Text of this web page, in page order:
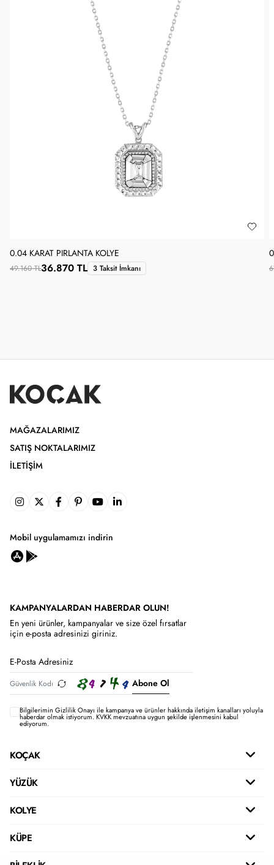
0.04 KARAT PIRLANTA KOLYE
49.160 TL36.870 TL 3 Taksit İmkanı
MAĞAZALARIMIZ
SATIŞ NOKTALARIMIZ
İLETIŞIM
Mobil uygulamamızı indirin
KAMPANYALARDAN HABERDAR OLUN!
En yeni ürünler, kampanyalar ve size özel fırsatlar
için e-posta adresinizi giriniz.
Abone Ol
Bilgilerimin Gizlilik Onayı ile kampanya ve ürünler hakkında iletişim kanalları yoluyla
haberdar olmak istiyorum.KVKK mevzuatına uygun şekilde işlenmesini kabul
ediyorum.
KOÇAK
YÜZÜK
KOLYE
KÜPE